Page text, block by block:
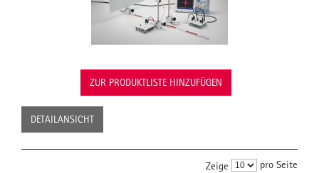
ZUR PRODUKTLISTE HINZUFÜGEN
DETAILANSICHT
Zeige pro Seite